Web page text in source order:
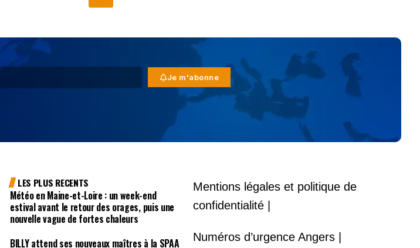
Je m'abonne
LES PLUS RECENTS
Météo en Maine-et-Loire : un week-end
estival avant le retour des orages, puis une
nouvelle vague de fortes chaleurs
BILLY attend ses nouveaux maîtres à la SPAA
Mentions légales et politique de
confidentialité |
Numéros d’urgence Angers |